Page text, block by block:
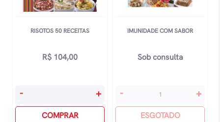
RISOTOS 50 RECEITAS
R$ 104,00
Risotos
Receitas
- +
COMPRAR
IMUNIDADE COM SABOR
Sob consulta
Imunidade
- +
ESGOTADO